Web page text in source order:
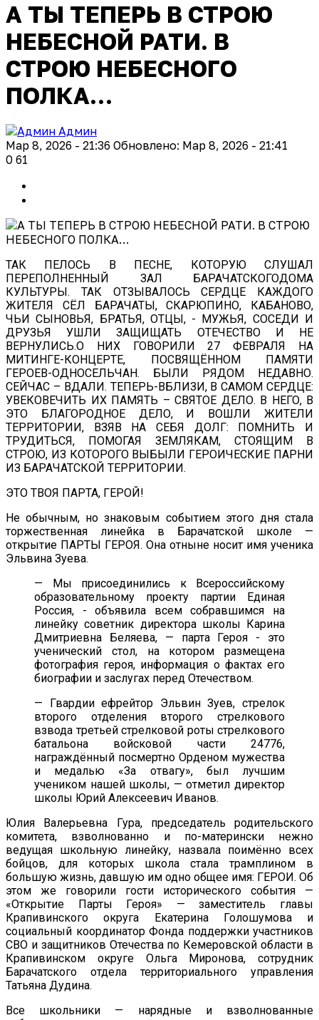
А ТЫ ТЕПЕРЬ В СТРОЮ
НЕБЕСНОЙ РАТИ. В
СТРОЮ НЕБЕСНОГО
ПОЛКА…
Админ
Мар 8, 2026 - 21:36 Обновлено: Мар 8, 2026 - 21:41
0 61
ТАК ПЕЛОСЬ В ПЕСНЕ, КОТОРУЮ СЛУШАЛ
ПЕРЕПОЛНЕННЫЙ ЗАЛ БАРАЧАТСКОГОДОМА
КУЛЬТУРЫ. ТАК ОТЗЫВАЛОСЬ СЕРДЦЕ КАЖДОГО
ЖИТЕЛЯ СЁЛ БАРАЧАТЫ, СКАРЮПИНО, КАБАНОВО,
ЧЬИ СЫНОВЬЯ, БРАТЬЯ, ОТЦЫ, - МУЖЬЯ, СОСЕДИ И
ДРУЗЬЯ УШЛИ ЗАЩИЩАТЬ ОТЕЧЕСТВО И НЕ
ВЕРНУЛИСЬ.О НИХ ГОВОРИЛИ 27 ФЕВРАЛЯ НА
МИТИНГЕ-КОНЦЕРТЕ, ПОСВЯЩЁННОМ ПАМЯТИ
ГЕРОЕВ-ОДНОСЕЛЬЧАН. БЫЛИ РЯДОМ НЕДАВНО.
СЕЙЧАС – ВДАЛИ. ТЕПЕРЬ-ВБЛИЗИ, В САМОМ СЕРДЦЕ:
УВЕКОВЕЧИТЬ ИХ ПАМЯТЬ – СВЯТОЕ ДЕЛО. В НЕГО, В
ЭТО БЛАГОРОДНОЕ ДЕЛО, И ВОШЛИ ЖИТЕЛИ
ТЕРРИТОРИИ, ВЗЯВ НА СЕБЯ ДОЛГ: ПОМНИТЬ И
ТРУДИТЬСЯ, ПОМОГАЯ ЗЕМЛЯКАМ, СТОЯЩИМ В
СТРОЮ, ИЗ КОТОРОГО ВЫБЫЛИ ГЕРОИЧЕСКИЕ ПАРНИ
ИЗ БАРАЧАТСКОЙ ТЕРРИТОРИИ.
ЭТО ТВОЯ ПАРТА, ГЕРОЙ!
Не обычным, но знаковым событием этого дня стала
торжественная линейка в Барачатской школе —
открытие ПАРТЫ ГЕРОЯ. Она отныне носит имя ученика
Эльвина Зуева.
— Мы присоединились к Всероссийскому
образовательному проекту партии Единая
Россия, - объявила всем собравшимся на
линейку советник директора школы Карина
Дмитриевна Беляева, — парта Героя - это
ученический стол, на котором размещена
фотография героя, информация о фактах его
биографии и заслугах перед Отечеством.
— Гвардии ефрейтор Эльвин Зуев, стрелок
второго отделения второго стрелкового
взвода третьей стрелковой роты стрелкового
батальона войсковой части 24776,
награждённый посмертно Орденом мужества
и медалью «За отвагу», был лучшим
учеником нашей школы, — отметил директор
школы Юрий Алексеевич Иванов.
Юлия Валерьевна Гура, председатель родительского
комитета, взволнованно и по-матерински нежно
ведущая школьную линейку, назвала поимённо всех
бойцов, для которых школа стала трамплином в
большую жизнь, давшую им одно общее имя: ГЕРОИ. Об
этом же говорили гости исторического события —
«Открытие Парты Героя» — заместитель главы
Крапивинского округа Екатерина Голошумова и
социальный координатор Фонда поддержки участников
СВО и защитников Отечества по Кемеровской области в
Крапивинском округе Ольга Миронова, сотрудник
Барачатского отдела территориального управления
Татьяна Дудина.
Все школьники — нарядные и взволнованные